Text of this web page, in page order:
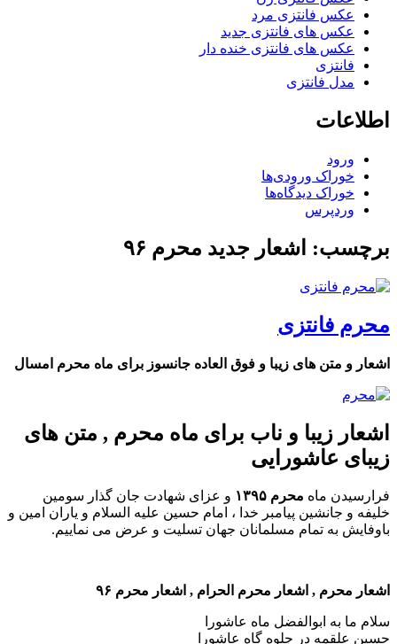
عکس فانتزی مرد
عکس های فانتزی جدید
عکس های فانتزی خنده دار
فانتزی
مدل فانتزی
اطلاعات
ورود
خوراک ورودی‌ها
خوراک دیدگاه‌ها
وردپرس
برچسب: اشعار جدید محرم ۹۶
محرم فانتزی
اشعار و متن های زیبا و فوق العاده جانسوز برای ماه محرم امسال
اشعار زیبا و ناب برای ماه محرم , متن های
زیبای عاشورایی
فرارسیدن ماه محرم ۱۳۹۵
و عزای شهادت جان گذار سومین
خلیفه و جانشین پیامبر خدا ، امام حسین علیه السلام و یاران امین و
باوفایش به تمام مسلمانان جهان تسلیت و عرض می نماییم.
اشعار محرم , اشعار محرم الحرام , اشعار محرم ۹۶
سلام ما به ابوالفضل ماه عاشورا
حسین علقمه در جلوه گاه عاشورا